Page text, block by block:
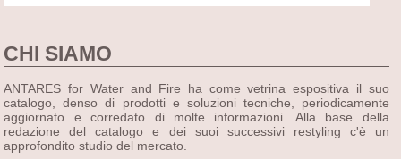
CHI SIAMO
ANTARES for Water and Fire ha come vetrina espositiva il suo
catalogo, denso di prodotti e soluzioni tecniche, periodicamente
aggiornato e corredato di molte informazioni. Alla base della
redazione del catalogo e dei suoi successivi restyling c'è un
approfondito studio del mercato.